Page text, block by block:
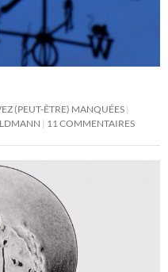
(PEUT-ÊTRE) MANQUÉES
11 COMMENTAIRES